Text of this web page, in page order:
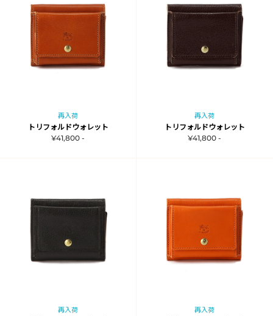
再入荷
トリフォルドウォレット
¥41,800 -
再入荷
トリフォルドウォレット
¥41,800 -
再入荷 再入荷